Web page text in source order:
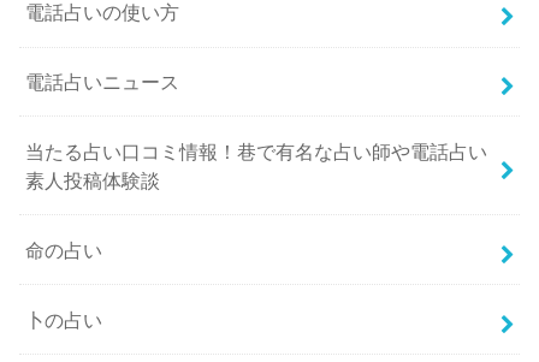
電話占いの使い方
電話占いニュース
当たる占い口コミ情報！巷で有名な占い師や電話占い
素人投稿体験談
命の占い
卜の占い